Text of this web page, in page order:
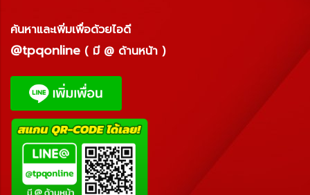
ค้นหาและเพิ่มเพื่อด้วยไอดี
@tpqonline ( มี @ ด้านหน้า )